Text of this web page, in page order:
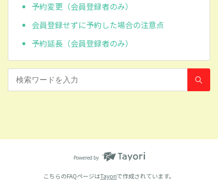
予約変更（会員登録者のみ）
会員登録せずに予約した場合の注意点
予約延長（会員登録者のみ）
Powered by
こちらのFAQページはTayoriで作成されています。